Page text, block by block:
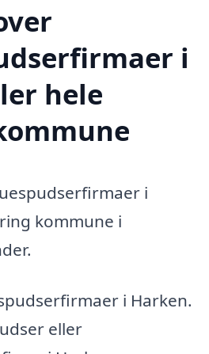
i
hele
i
kommune i
i Harken.
eller